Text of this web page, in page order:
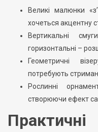
Великі малюнки
хочеться акцентну
Вертикальні
горизонтальні –
Геометричні
потребують
Рослинні
створюючи ефект